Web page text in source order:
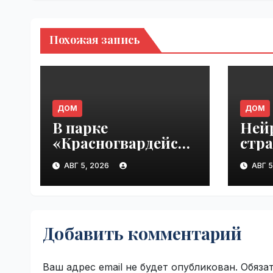
Похожая запись
ДОМ
В парке
«Красногвардейски
е пруды» можно
будет найти
настоящего друга |
АВГ 5, 2026
ДОМ
АВГ
Добавить комментарий
Ваш адрес email не будет опубликован.